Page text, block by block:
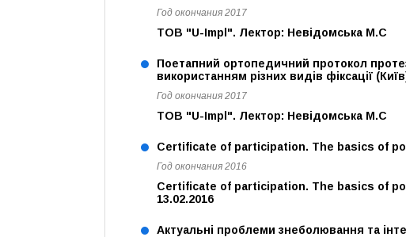
Год окончания 2017
ТОВ "U-Impl". Лектор: Невідомська М.С
Поетапний ортопедичний протокол
використанням різних видів фіксації
Год окончания 2017
ТОВ "U-Impl". Лектор: Невідомська М.С
Certificate of participation. The basics of
Год окончания 2016
Certificate of participation. The basics of
13.02.2016
Актуальні проблеми знеболювання та